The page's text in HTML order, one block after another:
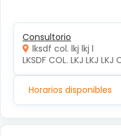
Consultorio
lksdf col. lkj lkj l
LKSDF COL. LKJ LKJ LKJ
Horarios disponibles